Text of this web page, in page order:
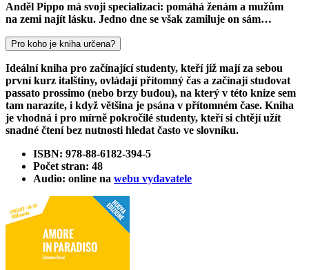
Anděl Pippo má svoji specializaci: pomáhá ženám a mužům
na zemi najít lásku. Jedno dne se však zamiluje on sám…
Pro koho je kniha určena?
Ideální kniha pro začínající studenty, kteří již mají za sebou
první kurz italštiny, ovládají přítomný čas a začínají studovat
passato prossimo (nebo brzy budou), na který v této knize sem
tam narazíte, i když většina je psána v přítomném čase. Kniha
je vhodná i pro mírně pokročilé studenty, kteří si chtějí užít
snadné čtení bez nutnosti hledat často ve slovníku.
ISBN: 978-88-6182-394-5
Počet stran: 48
Audio: online na webu vydavatele